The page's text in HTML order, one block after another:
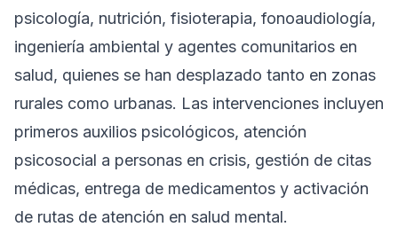
psicología, nutrición, fisioterapia, fonoaudiología,
ingeniería ambiental y agentes comunitarios en
salud, quienes se han desplazado tanto en zonas
rurales como urbanas. Las intervenciones incluyen
primeros auxilios psicológicos, atención
psicosocial a personas en crisis, gestión de citas
médicas, entrega de medicamentos y activación
de rutas de atención en salud mental.